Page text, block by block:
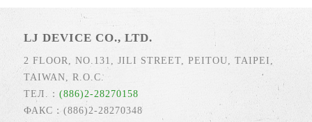
LJ DEVICE CO., LTD.
2 FLOOR, NO.131, JILI STREET, PEITOU, TAIPEI,
TAIWAN, R.O.C.
ТЕЛ.： (886)2-28270158
ФАКС：(886)2-28270348